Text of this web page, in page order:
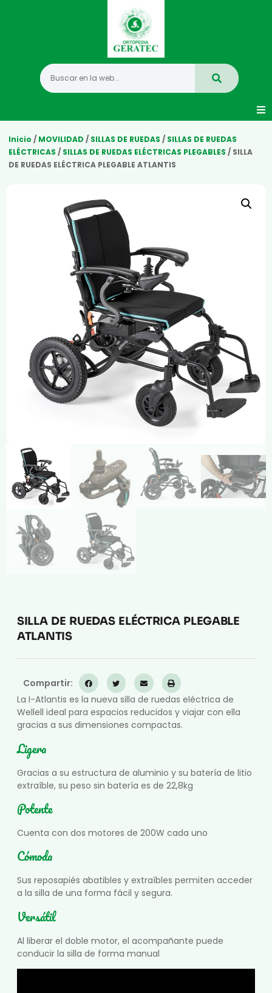
Movilidad
Hogar
Compresión Médica
Fabricación a Medida
Zona XXL
Alquiler
Inicio / MOVILIDAD / SILLAS DE RUEDAS / SILLAS DE RUEDAS
ELÉCTRICAS / SILLAS DE RUEDAS ELÉCTRICAS PLEGABLES / SILLA
DE RUEDAS ELÉCTRICA PLEGABLE ATLANTIS
SILLA DE RUEDAS ELÉCTRICA PLEGABLE
ATLANTIS
Compartir:
La I-Atlantis es la nueva silla de ruedas eléctrica de
Wellell ideal para espacios reducidos y viajar con ella
gracias a sus dimensiones compactas.
Ligera
Gracias a su estructura de aluminio y su batería de litio
extraíble, su peso sin batería es de 22,8kg
Potente
Cuenta con dos motores de 200W cada uno
Cómoda
Sus reposapiés abatibles y extraíbles permiten acceder
a la silla de una forma fácil y segura.
Versátil
Al liberar el doble motor, el acompañante puede
conducir la silla de forma manual